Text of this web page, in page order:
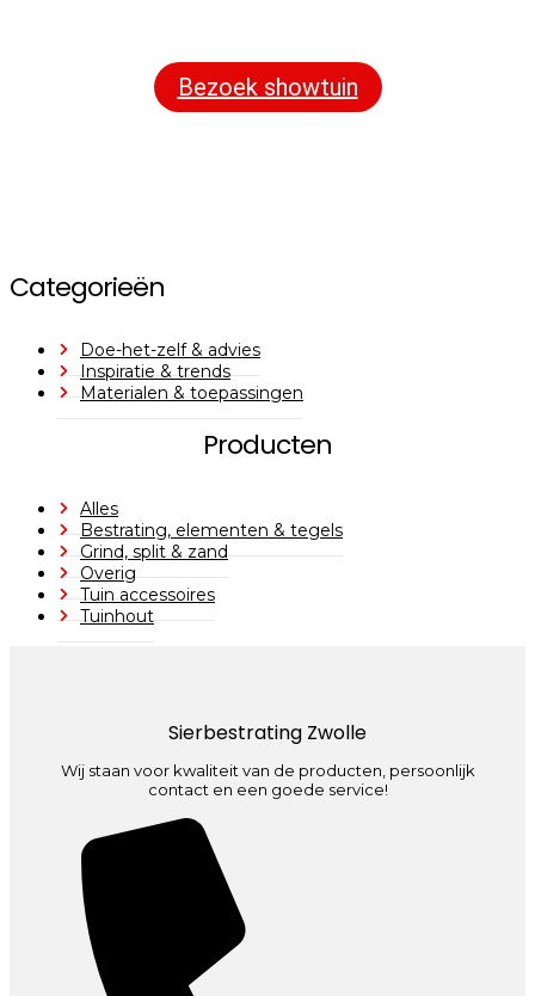
Bezoek showtuin
Categorieën
Doe-het-zelf & advies
Inspiratie & trends
Materialen & toepassingen
Producten
Alles
Bestrating, elementen & tegels
Grind, split & zand
Overig
Tuin accessoires
Tuinhout
Sierbestrating Zwolle
Wij staan voor kwaliteit van de producten, persoonlijk
contact en een goede service!